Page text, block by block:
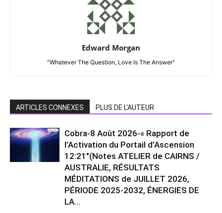
Edward Morgan
"Whatever The Question, Love Is The Answer"
ARTICLES CONNEXES PLUS DE L'AUTEUR
Cobra-8 Août 2026-« Rapport de
l’Activation du Portail d’Ascension
12:21″(Notes ATELIER de CAIRNS /
AUSTRALIE, RÉSULTATS
MÉDITATIONS de JUILLET 2026,
PÉRIODE 2025-2032, ÉNERGIES DE
LA...